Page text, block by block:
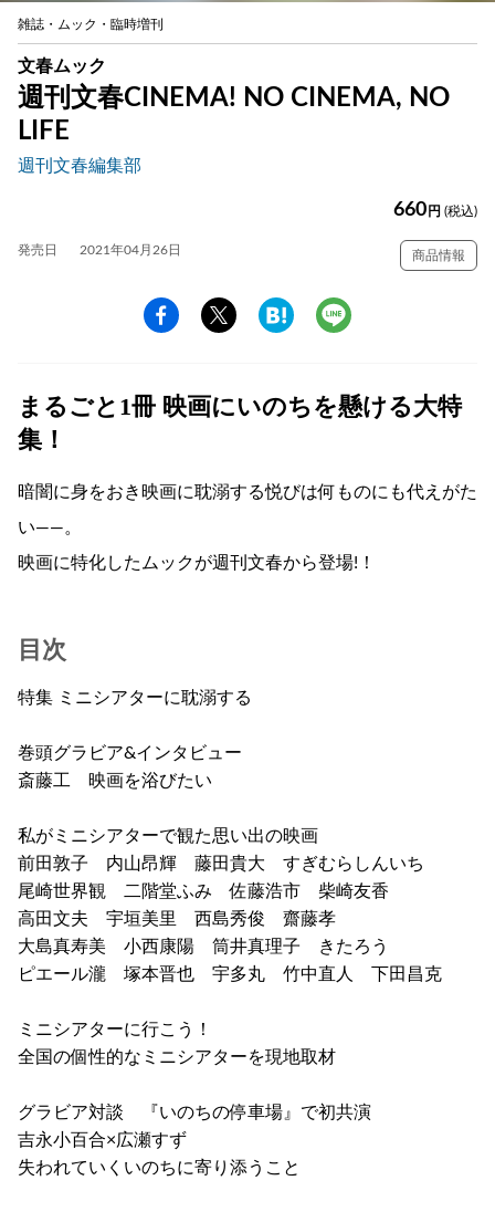
雑誌・ムック・臨時増刊
文春ムック
週刊文春CINEMA! NO CINEMA, NO
LIFE
週刊文春編集部
660 円 (税込)
発売日 2021年04月26日 商品情報
まるごと1冊 映画にいのちを懸ける大特
集！
暗闇に身をおき映画に耽溺する悦びは何ものにも代えがた
い――。
映画に特化したムックが週刊文春から登場!！
目次
特集 ミニシアターに耽溺する
巻頭グラビア&インタビュー
斎藤工 映画を浴びたい
私がミニシアターで観た思い出の映画
前田敦子 内山昂輝 藤田貴大 すぎむらしんいち
尾崎世界観 二階堂ふみ 佐藤浩市 柴崎友香
高田文夫 宇垣美里 西島秀俊 齋藤孝
大島真寿美 小西康陽 筒井真理子 きたろう
ピエール瀧 塚本晋也 宇多丸 竹中直人 下田昌克
ミニシアターに行こう！
全国の個性的なミニシアターを現地取材
グラビア対談 『いのちの停車場』で初共演
吉永小百合×広瀬すず
失われていくいのちに寄り添うこと